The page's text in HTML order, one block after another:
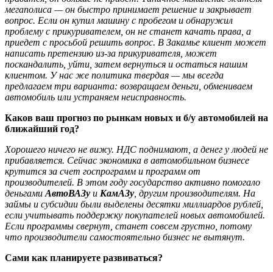
мегаполиса — он быстро принимает решение и закрывает
вопрос. Если он купил машину с пробегом и обнаружил
проблему с прикуривателем, он не станет качать права, а
приедет с просьбой решить вопрос. В Закамье клиент может
написать претензию из-за прикуривателя, может
поскандалить, уйти, затем вернуться и остаться нашим
клиентом. У нас же политика твердая — мы всегда
предлагаем три варианта: возвращаем деньги, обмениваем
автомобиль или устраняем неисправность.
Каков ваш прогноз по рынкам новых и б/у автомобилей на
ближайший год?
Хорошего ничего не вижу. НДС поднимают, а денег у людей не
прибавляется. Сейчас экономика в автомобильном бизнесе
крутится за счет госпрограмм и программ от
производителей. В этом году государство активно помогало
деньгами АвтоВАЗу и КамАЗу , другим производителям. На
займы и субсидии были выделены десятки миллиардов рублей,
если учитывать поддержку покупателей новых автомобилей.
Если программы свернут, станет совсем грустно, потому
что производители самостоятельно бизнес не вытянут.
Сами как планируете развиваться?